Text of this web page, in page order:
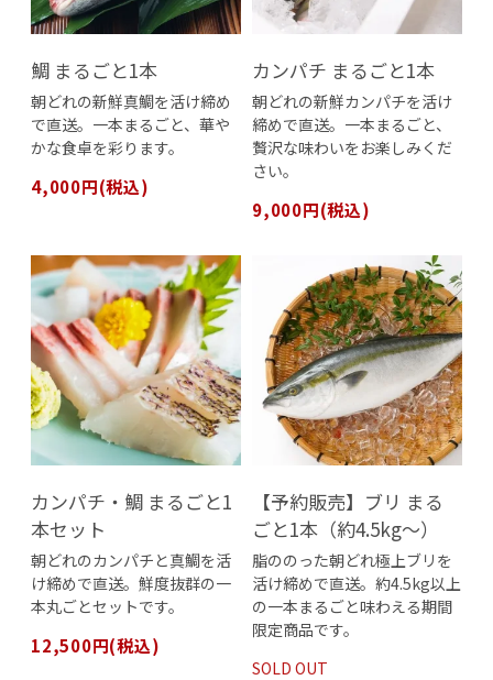
鯛 まるごと1本
朝どれの新鮮真鯛を活け締め
で直送。一本まるごと、華や
かな食卓を彩ります。
4,000円(税込)
カンパチ まるごと1本
朝どれの新鮮カンパチを活け
締めで直送。一本まるごと、
贅沢な味わいをお楽しみくだ
さい。
9,000円(税込)
カンパチ・鯛 まるごと1
本セット
朝どれのカンパチと真鯛を活
け締めで直送。鮮度抜群の一
本丸ごとセットです。
12,500円(税込)
【予約販売】ブリ まる
ごと1本（約4.5kg〜）
脂ののった朝どれ極上ブリを
活け締めで直送。約4.5kg以上
の一本まるごと味わえる期間
限定商品です。
SOLD OUT